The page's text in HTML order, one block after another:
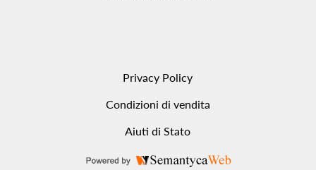
Privacy Policy
Condizioni di vendita
Aiuti di Stato